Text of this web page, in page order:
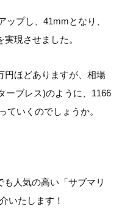
プし、41mmとなり、
現させました。
円ほどありますが、相場
ーブレス)のように、1166
ていくのでしょうか。
人気の高い「サブマリ
いたします！